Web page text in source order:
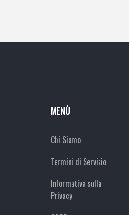
MENÙ
Chi Siamo
Termini di Servizio
Informativa sulla
Privacy